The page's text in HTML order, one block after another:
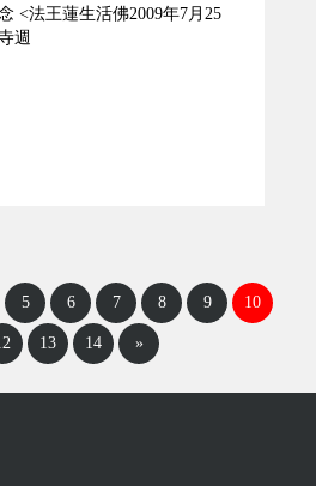
<法王蓮生活佛2009年7月25
週
5 6 7 8 9 10
13 14 »